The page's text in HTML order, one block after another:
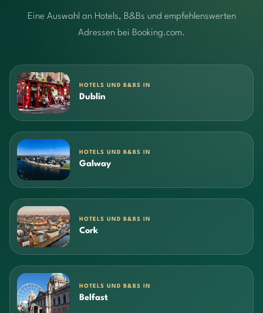
Eine Auswahl an Hotels, B&Bs und empfehlenswerten
Adressen bei Booking.com.
HOTELS UND B&BS IN
Dublin
HOTELS UND B&BS IN
Galway
HOTELS UND B&BS IN
Cork
HOTELS UND B&BS IN
Belfast